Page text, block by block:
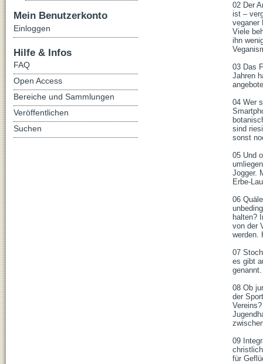
02 Der
ist –
veganer
Viele
ihn
03 Das
Jahren
04 Wer
sind
sonst
05 Und
Jogger.
Erbe-
06
halten?
von der
werden.
07
es gibt
08 Ob
der
09
für
Mein Benutzerkonto
Einloggen
Hilfe & Infos
FAQ
Open Access
Bereiche und Sammlungen
Veröffentlichen
Suchen